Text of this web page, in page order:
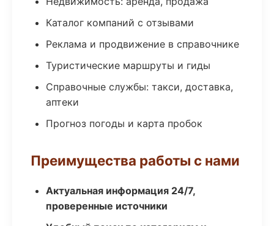
Каталог компаний с отзывами
Реклама и продвижение в справочнике
Туристические маршруты и гиды
Справочные службы: такси, доставка,
аптеки
Прогноз погоды и карта пробок
Преимущества работы с нами
Актуальная информация 24/7,
проверенные источники